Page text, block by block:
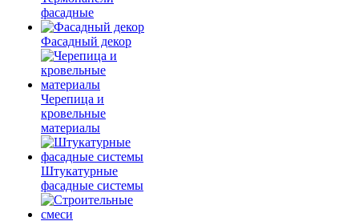
фасадные
Фасадный декор
Черепица и
кровельные
материалы
Штукатурные
фасадные системы